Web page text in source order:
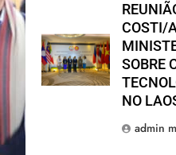
COSTI/
SOBRE
NO
admin